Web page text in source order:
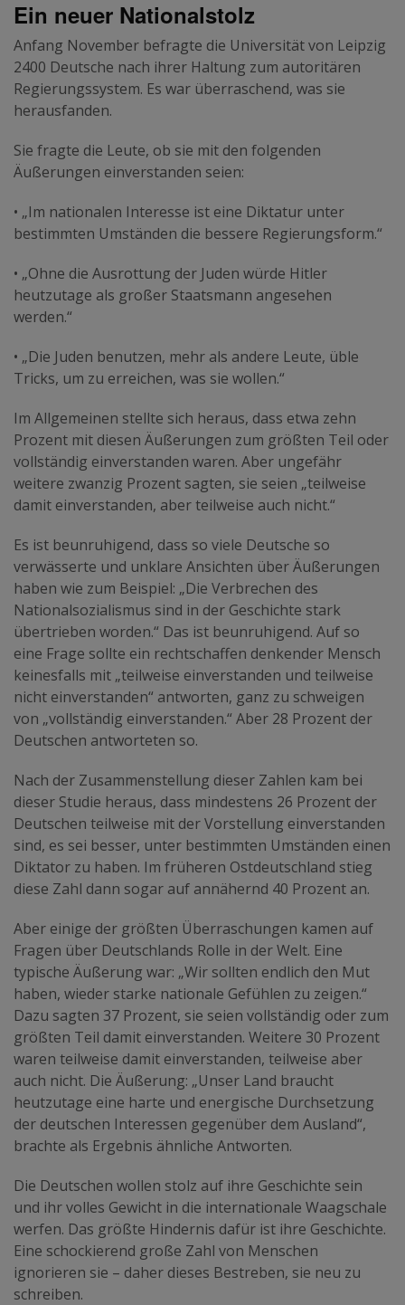
Ein neuer Nationalstolz
Anfang November befragte die Universität von Leipzig
2400 Deutsche nach ihrer Haltung zum autoritären
Regierungssystem. Es war überraschend, was sie
herausfanden.
Sie fragte die Leute, ob sie mit den folgenden
Äußerungen einverstanden seien:
• „Im nationalen Interesse ist eine Diktatur unter
bestimmten Umständen die bessere Regierungsform.“
• „Ohne die Ausrottung der Juden würde Hitler
heutzutage als großer Staatsmann angesehen
werden.“
• „Die Juden benutzen, mehr als andere Leute, üble
Tricks, um zu erreichen, was sie wollen.“
Im Allgemeinen stellte sich heraus, dass etwa zehn
Prozent mit diesen Äußerungen zum größten Teil oder
vollständig einverstanden waren. Aber ungefähr
weitere zwanzig Prozent sagten, sie seien „teilweise
damit einverstanden, aber teilweise auch nicht.“
Es ist beunruhigend, dass so viele Deutsche so
verwässerte und unklare Ansichten über Äußerungen
haben wie zum Beispiel: „Die Verbrechen des
Nationalsozialismus sind in der Geschichte stark
übertrieben worden.“ Das ist beunruhigend. Auf so
eine Frage sollte ein rechtschaffen denkender Mensch
keinesfalls mit „teilweise einverstanden und teilweise
nicht einverstanden“ antworten, ganz zu schweigen
von „vollständig einverstanden.“ Aber 28 Prozent der
Deutschen antworteten so.
Nach der Zusammenstellung dieser Zahlen kam bei
dieser Studie heraus, dass mindestens 26 Prozent der
Deutschen teilweise mit der Vorstellung einverstanden
sind, es sei besser, unter bestimmten Umständen einen
Diktator zu haben. Im früheren Ostdeutschland stieg
diese Zahl dann sogar auf annähernd 40 Prozent an.
Aber einige der größten Überraschungen kamen auf
Fragen über Deutschlands Rolle in der Welt. Eine
typische Äußerung war: „Wir sollten endlich den Mut
haben, wieder starke nationale Gefühlen zu zeigen.“
Dazu sagten 37 Prozent, sie seien vollständig oder zum
größten Teil damit einverstanden. Weitere 30 Prozent
waren teilweise damit einverstanden, teilweise aber
auch nicht. Die Äußerung: „Unser Land braucht
heutzutage eine harte und energische Durchsetzung
der deutschen Interessen gegenüber dem Ausland“,
brachte als Ergebnis ähnliche Antworten.
Die Deutschen wollen stolz auf ihre Geschichte sein
und ihr volles Gewicht in die internationale Waagschale
werfen. Das größte Hindernis dafür ist ihre Geschichte.
Eine schockierend große Zahl von Menschen
ignorieren sie – daher dieses Bestreben, sie neu zu
schreiben.